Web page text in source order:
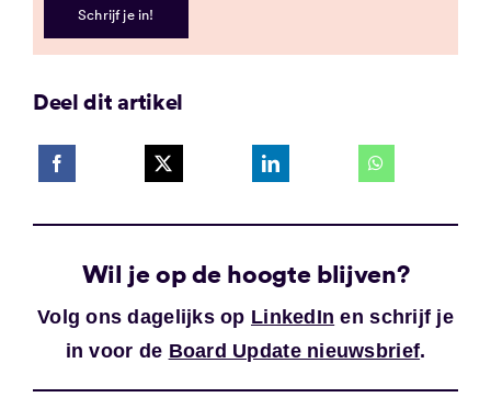
Schrijf je in!
Deel dit artikel
Wil je op de hoogte blijven?
Volg ons dagelijks op LinkedIn en schrijf je
in voor de Board Update nieuwsbrief.